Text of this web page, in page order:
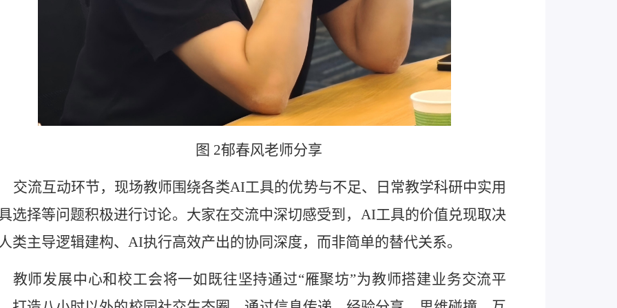
图 2郁春风老师分享
交流互动环节，现场教师围绕各类AI工具的优势与不足、日常教学科研中实用
选择等问题积极进行讨论。大家在交流中深切感受到，AI工具的价值兑现取决
类主导逻辑建构、AI执行高效产出的协同深度，而非简单的替代关系。
教师发展中心和校工会将一如既往坚持通过“雁聚坊”为教师搭建业务交流平